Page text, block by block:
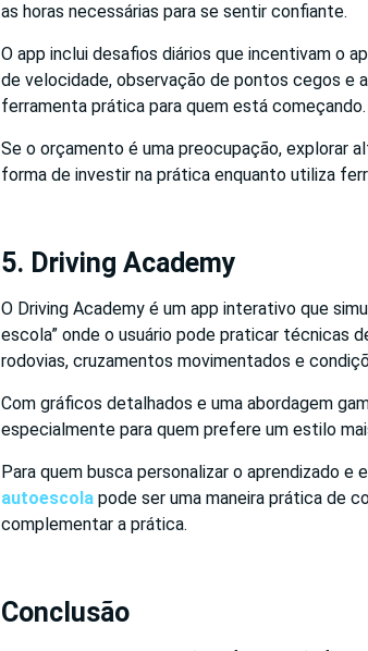
as horas necessárias para se sentir confiante.
O app inclui desafios diários que incentivam o
de velocidade, observação de pontos cegos e
ferramenta prática para quem está começando.
Se o orçamento é uma preocupação, explorar
forma de investir na prática enquanto utiliza
5. Driving Academy
O Driving Academy é um app interativo que
escola” onde o usuário pode praticar técnicas
rodovias, cruzamentos movimentados e
Com gráficos detalhados e uma abordagem
especialmente para quem prefere um estilo
Para quem busca personalizar o aprendizado
autoescola pode ser uma maneira prática de
complementar a prática.
Conclusão